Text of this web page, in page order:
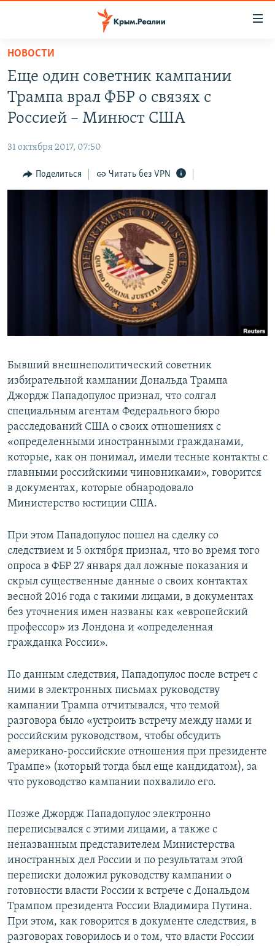
Вернуться
основному
содержанию
Вернутся
главной
навигации
Вернутся
СПЕЦПРОЕКТЫ
11 ЛЕТ ОККУПАЦИИ КРЫМА. 11 ИСТОРИЙ СОПРОТИВЛЕНИЯ
ВОДА
ЕЩЕ
ИНТЕРАКТИВ
ТЕЛЕПРОЕКТ КРЫМ.РЕАЛИИ
СОВЕТЫ ПРАВОЗАЩИТНИКОВ
ПРОПАВШИЕ БЕЗ ВЕСТИ
ПОБЕДИТЕЛЕЙ НЕ СУДЯТ?
КРЫМ.НЕПОКОРЕННЫЙ
РАДІО СВОБОДА
КАК ОБОЙТИ БЛОКИРОВКУ
ПРИСОЕДИНЯЙТЕСЬ!
Все сайты RFE/RL
НОВОСТИ
Еще один советник кампании
Трампа врал ФБР о связях с
Россией – Минюст США
31 октября 2017, 07:50
Поделиться Читать без VPN
Бывший внешнеполитический советник
избирательной кампании Дональда Трампа
Джордж Пападопулос признал, что солгал
специальным агентам Федерального бюро
расследований США о своих отношениях с
«определенными иностранными гражданами,
которые, как он понимал, имели тесные контакты с
главными российскими чиновниками», говорится
в документах, которые обнародовало
Министерство юстиции США.
При этом Пападопулос пошел на сделку со
следствием и 5 октября признал, что во время того
опроса в ФБР 27 января дал ложные показания и
скрыл существенные данные о своих контактах
весной 2016 года с такими лицами, в документах
без уточнения имен названы как «европейский
профессор» из Лондона и «определенная
гражданка России».
По данным следствия, Пападопулос после встреч с
ними в электронных письмах руководству
кампании Трампа отчитывался, что темой
разговора было «устроить встречу между нами и
российским руководством, чтобы обсудить
американо-российские отношения при президенте
Трампе» (который тогда был еще кандидатом), за
что руководство кампании похвалило его.
Позже Джордж Пападопулос электронно
переписывался с этими лицами, а также с
неназванным представителем Министерства
иностранных дел России и по результатам этой
переписки доложил руководству кампании о
готовности власти России к встрече с Дональдом
Трампом президента России Владимира Путина.
При этом, как говорится в документе следствия, в
разговорах говорилось и о том, что власти России